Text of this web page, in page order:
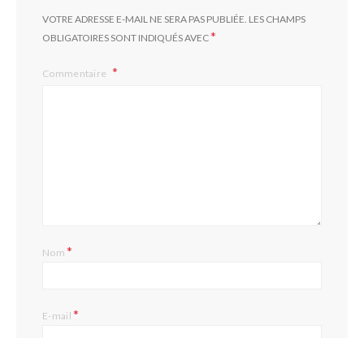
VOTRE ADRESSE E-MAIL NE SERA PAS PUBLIÉE. LES CHAMPS
OBLIGATOIRES SONT INDIQUÉS AVEC*
Commentaire
Nom*
E-mail*